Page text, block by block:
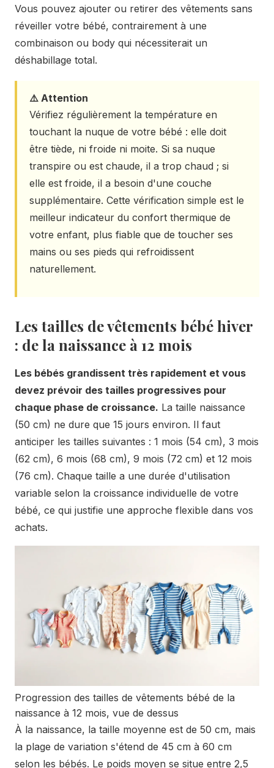
Vous pouvez ajouter ou retirer des vêtements sans
réveiller votre bébé, contrairement à une
combinaison ou body qui nécessiterait un
déshabillage total.
⚠️ Attention
Vérifiez régulièrement la température en
touchant la nuque de votre bébé : elle doit
être tiède, ni froide ni moite. Si sa nuque
transpire ou est chaude, il a trop chaud ; si
elle est froide, il a besoin d'une couche
supplémentaire. Cette vérification simple est le
meilleur indicateur du confort thermique de
votre enfant, plus fiable que de toucher ses
mains ou ses pieds qui refroidissent
naturellement.
Les tailles de vêtements bébé hiver
: de la naissance à 12 mois
Les bébés grandissent très rapidement et vous
devez prévoir des tailles progressives pour
chaque phase de croissance. La taille naissance
(50 cm) ne dure que 15 jours environ. Il faut
anticiper les tailles suivantes : 1 mois (54 cm), 3 mois
(62 cm), 6 mois (68 cm), 9 mois (72 cm) et 12 mois
(76 cm). Chaque taille a une durée d'utilisation
variable selon la croissance individuelle de votre
bébé, ce qui justifie une approche flexible dans vos
achats.
Progression des tailles de vêtements bébé de la
naissance à 12 mois, vue de dessus
À la naissance, la taille moyenne est de 50 cm, mais
la plage de variation s'étend de 45 cm à 60 cm
selon les bébés. Le poids moyen se situe entre 2,5